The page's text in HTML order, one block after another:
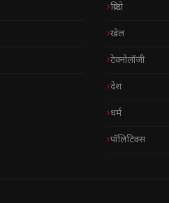
क्रिप्टो
खेल
टेक्नोलॉजी
देश
धर्म
पॉलिटिक्स